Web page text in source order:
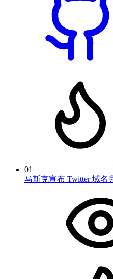
01
马斯克宣布 Twitter 域名